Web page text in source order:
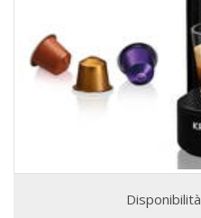
Disponibilità